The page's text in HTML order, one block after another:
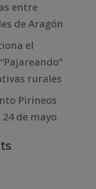
entre
de Aragón
el
rurales
Pirineos
de mayo